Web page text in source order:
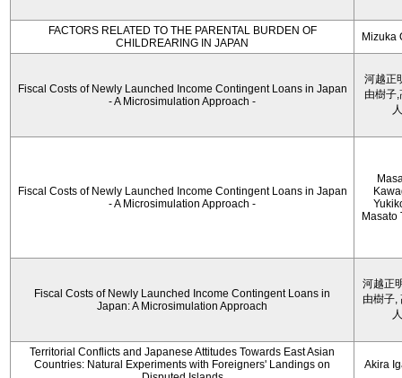
FACTORS RELATED TO THE PARENTAL BURDEN OF
CHILDREARING IN JAPAN
Mizuka
Fiscal Costs of Newly Launched Income Contingent Loans in Japan
- A Microsimulation Approach -
河越正
由樹子
人
Fiscal Costs of Newly Launched Income Contingent Loans in Japan
- A Microsimulation Approach -
Masato
Fiscal Costs of Newly Launched Income Contingent Loans in
Japan: A Microsimulation Approach
河越正
由樹子,
人
Territorial Conflicts and Japanese Attitudes Towards East Asian
Countries: Natural Experiments with Foreigners' Landings on
Akira